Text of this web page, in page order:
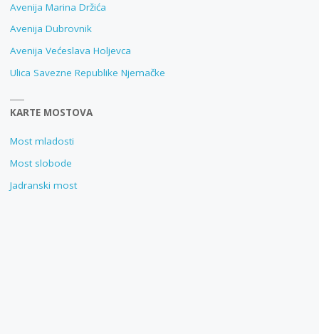
Avenija Marina Držića
Avenija Dubrovnik
Avenija Većeslava Holjevca
Ulica Savezne Republike Njemačke
KARTE MOSTOVA
Most mladosti
Most slobode
Jadranski most